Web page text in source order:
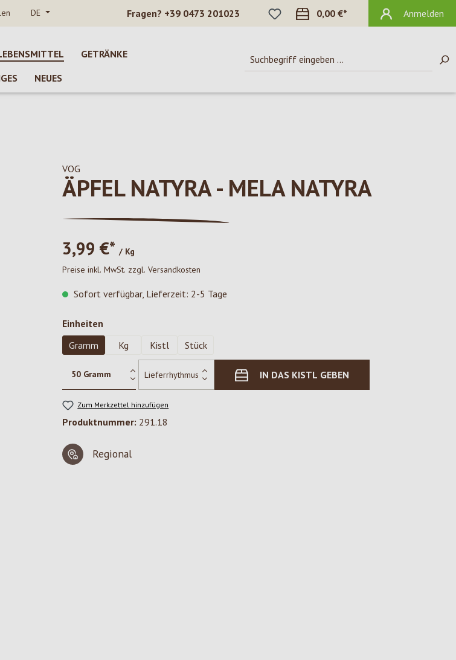
DE Fragen? +39 0473 201023
DU HAST 0 PRODUKTE AUF DEM
0,00 €* Anmelden
GETRÄNKE
NEUES
VOG
ÄPFEL NATYRA - MELA NATYRA
3,99 €* / Kg
Preise inkl. MwSt. zzgl. Versandkosten
Sofort verfügbar, Lieferzeit: 2-5 Tage
Einheiten
Gramm
Kg Kistl Stück
IN DAS KISTL GEBEN
Zum Merkzettel hinzufügen
Produktnummer: 291.18
Regional